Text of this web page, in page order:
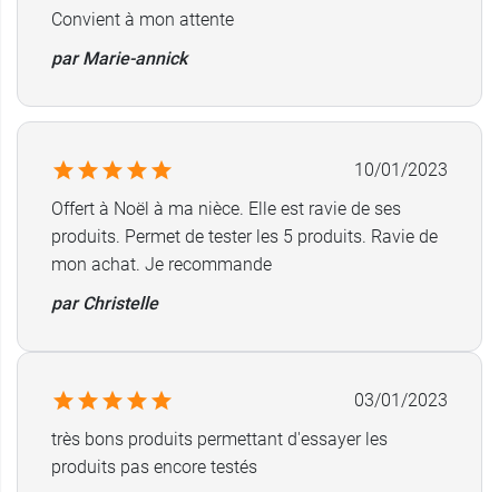
les longueurs et les pointes sans rincer. Utiliser 1
à 2 fois par semaine en masque capillaire de 10
intense.
Nuxe Prodigieuse Hyalu Boost gel crème éclat
Appliquer le matin sur le visage, le cou et le
décolleté, de préférence après le gel crème éclat
Nuxe Prodigieuse Hyalu Boost.
démaquillante apaisante
: 50 ml.
et corps : 30 ml.
Nuxe Huile prodigieuse huile sèche
Convient à mon attente
par Marie-annick
10/01/2023
Offert à Noël à ma nièce. Elle est ravie de ses
produits. Permet de tester les 5 produits. Ravie de
mon achat. Je recommande
par Christelle
03/01/2023
très bons produits permettant d'essayer les
produits pas encore testés